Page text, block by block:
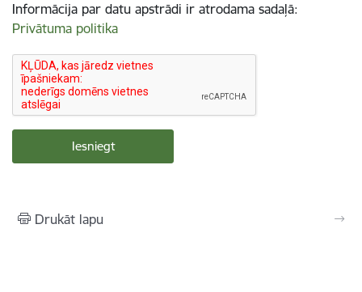
Informācija par datu apstrādi ir atrodama sadaļā:
Privātuma politika
Drukāt lapu